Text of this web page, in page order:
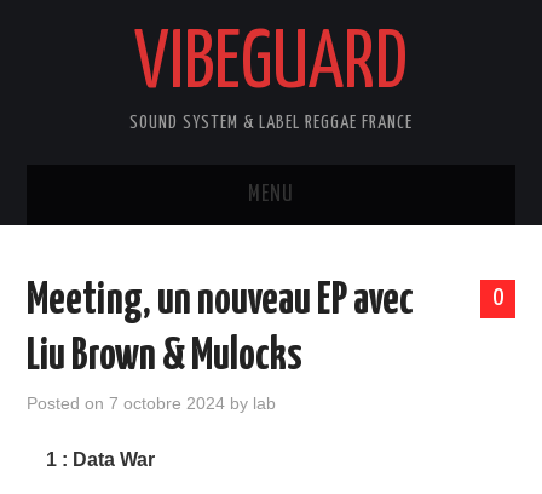
VIBEGUARD
SOUND SYSTEM & LABEL REGGAE FRANCE
MENU
VINYL RECORDS
0
Meeting, un nouveau EP avec
Liu Brown & Mulocks
Posted on7 octobre 2024 by lab
1 : Data War